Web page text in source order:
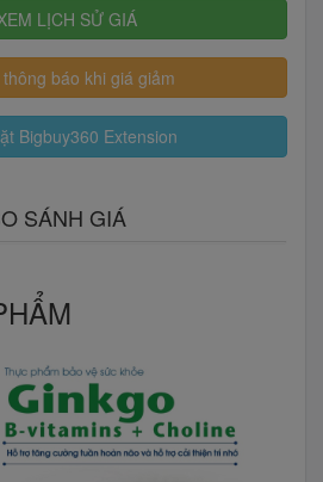
LỊCH SỬ GIÁ
báo khi giá giảm
Bigbuy360 Extension
SÁNH GIÁ